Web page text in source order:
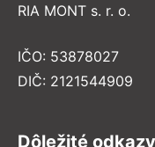
RIA MONT s. r. o.
IČO: 53878027
DIČ: 2121544909
Dôležité odkazy